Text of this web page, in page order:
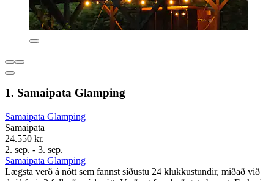
1. Samaipata Glamping
Samaipata Glamping
Samaipata
24.550 kr.
2. sep. - 3. sep.
Samaipata Glamping
Lægsta verð á nótt sem fannst síðustu 24 klukkustundir, miðað við